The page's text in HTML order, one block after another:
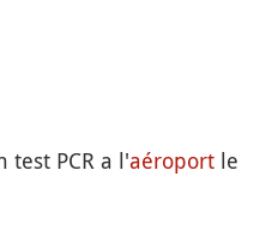
test PCR a l'aéroport le